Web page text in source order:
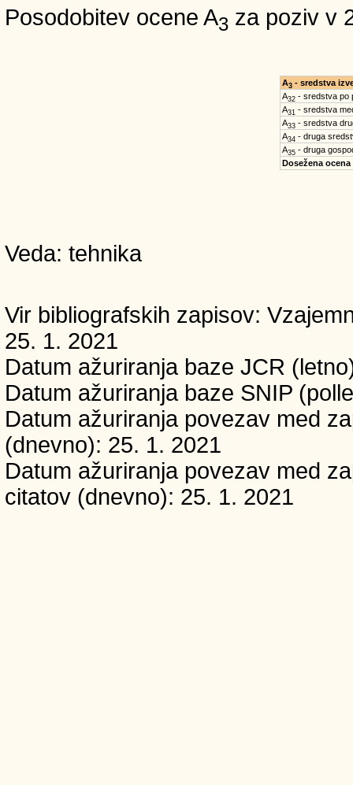
Posodobitev ocene A3 za poziv v
A3- sredstva
A32- sredstva po
A31 - sredstva
A33- sredstva
A34 - druga
A35- druga
Dosežena ocena
Veda: tehnika
Vir bibliografskih zapisov:
25. 1. 2021
Datum ažuriranja baze JCR
Datum ažuriranja baze SNIP
Datum ažuriranja povezav med
(dnevno): 25. 1. 2021
Datum ažuriranja povezav med
citatov (dnevno): 25. 1. 2021